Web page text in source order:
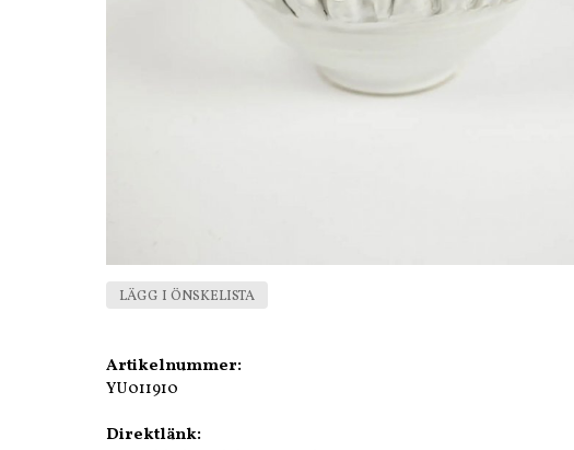
LÄGG I ÖNSKELISTA
Artikelnummer:
YU011910
Direktlänk: